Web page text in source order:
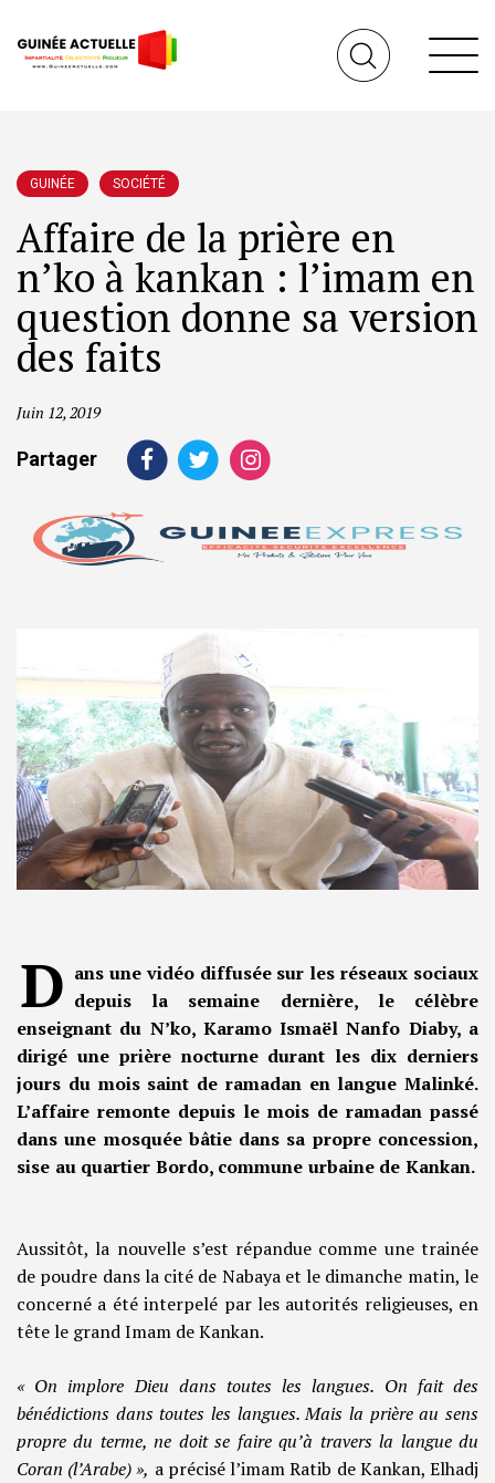
GUINÉE SOCIÉTÉ
Affaire de la prière en
n’ko à kankan : l’imam en
question donne sa version
des faits
Juin 12, 2019
Partager
D ans une vidéo diffusée sur les réseaux sociaux
depuis la semaine dernière, le célèbre
enseignant du N’ko, Karamo Ismaël Nanfo Diaby, a
dirigé une prière nocturne durant les dix derniers
jours du mois saint de ramadan en langue Malinké.
L’affaire remonte depuis le mois de ramadan passé
dans une mosquée bâtie dans sa propre concession,
sise au quartier Bordo, commune urbaine de Kankan.
Aussitôt, la nouvelle s’est répandue comme une trainée
de poudre dans la cité de Nabaya et le dimanche matin, le
concerné a été interpelé par les autorités religieuses, en
tête le grand Imam de Kankan.
« On implore Dieu dans toutes les langues. On fait des
bénédictions dans toutes les langues. Mais la prière au sens
propre du terme, ne doit se faire qu’à travers la langue du
Coran (l’Arabe) », a précisé l’imam Ratib de Kankan, Elhadj